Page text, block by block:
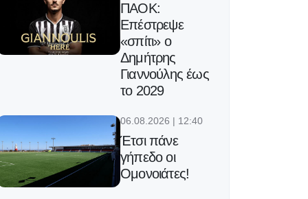
ΠΑΟΚ:
Επέστρεψε
«σπίτι» ο
Δημήτρης
Γιαννούλης έως
το 2029
06.08.2026 | 12:40
Έτσι πάνε
γήπεδο οι
Ομονοιάτες!